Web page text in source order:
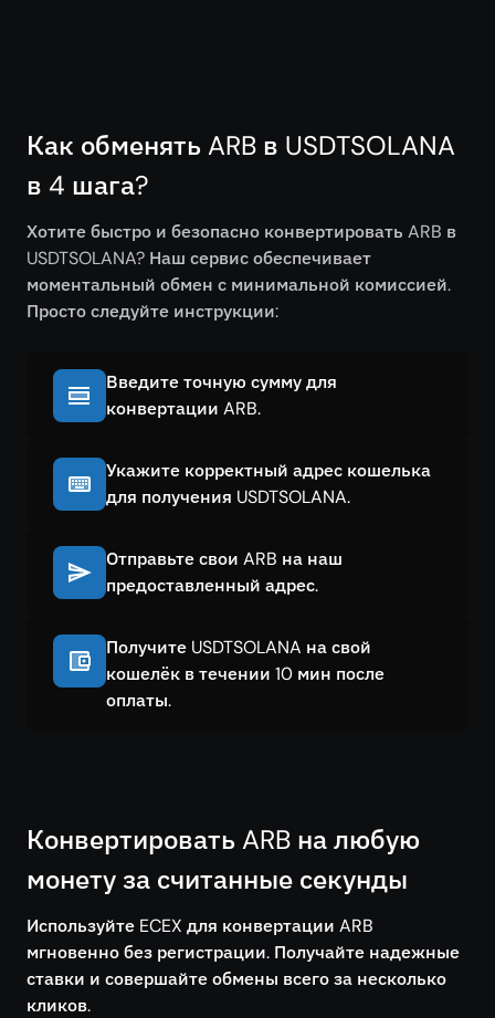
Как обменять ARB в USDTSOLANA
в 4 шага?
Хотите быстро и безопасно конвертировать ARB в
USDTSOLANA? Наш сервис обеспечивает
моментальный обмен с минимальной комиссией.
Просто следуйте инструкции:
Введите точную сумму для
конвертации ARB.
Укажите корректный адрес кошелька
для получения USDTSOLANA.
Отправьте свои ARB на наш
предоставленный адрес.
Получите USDTSOLANA на свой
кошелёк в течении 10 мин после
оплаты.
Конвертировать ARB на любую
монету за считанные секунды
Используйте ECEX для конвертации ARB
мгновенно без регистрации. Получайте надежные
ставки и совершайте обмены всего за несколько
кликов.